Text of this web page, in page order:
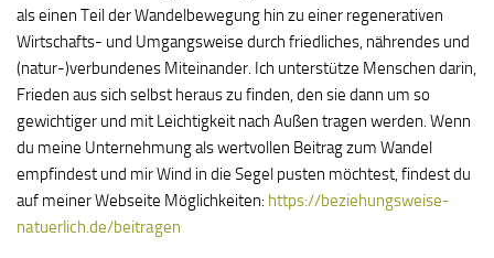
als einen Teil der Wandelbewegung hin zu einer regenerativen
Wirtschafts- und Umgangsweise durch friedliches, nährendes und
(natur-)verbundenes Miteinander. Ich unterstütze Menschen darin,
Frieden aus sich selbst heraus zu finden, den sie dann um so
gewichtiger und mit Leichtigkeit nach Außen tragen werden. Wenn
du meine Unternehmung als wertvollen Beitrag zum Wandel
empfindest und mir Wind in die Segel pusten möchtest, findest du
auf meiner Webseite Möglichkeiten: https://beziehungsweise-
natuerlich.de/beitragen